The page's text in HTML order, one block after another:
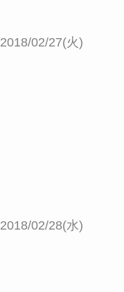
2018/02/27(火)
2018/02/28(水)